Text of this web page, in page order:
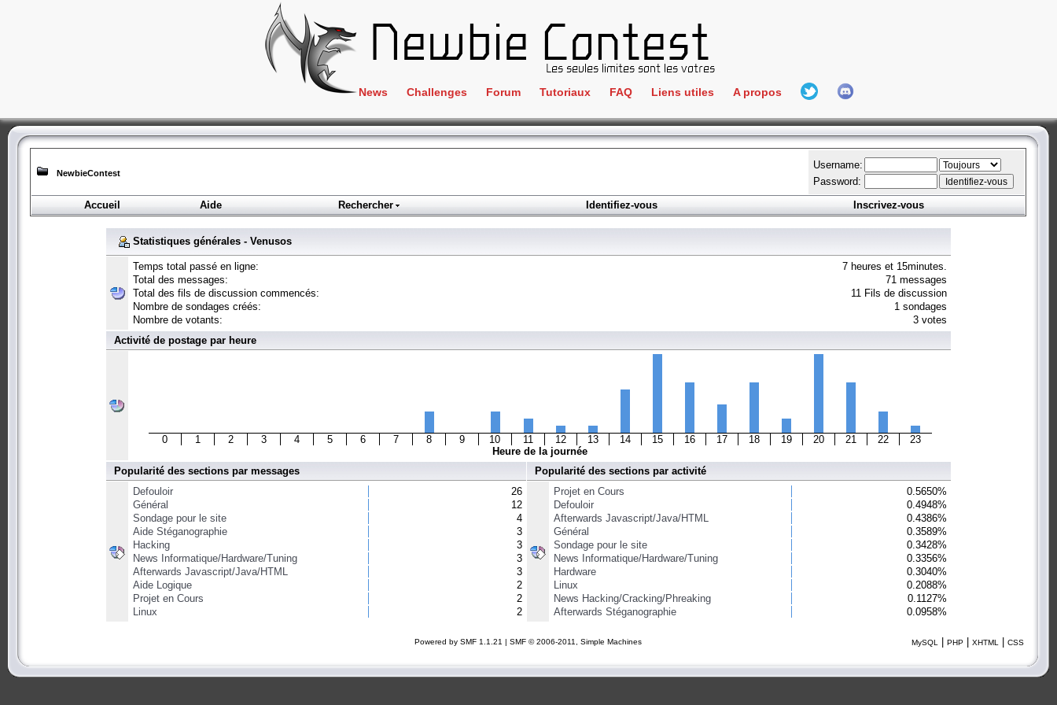
News Challenges
Crackme
ClientSide
Forensics
Tous les challenges
Forum Tutoriaux FAQ Liens utiles
IRC
Newbie Connect
Partenaires
A propos
L'équipe
Hall Of Fame
NewbieContest
Username:
Password:
Accueil
Aide Rechercher Identifiez-vous Inscrivez-vous
Statistiques générales - Venusos
Temps total passé en ligne:
7 heures et 15minutes.
Total des messages:
71 messages
Total des fils de discussion commencés:
11 Fils de discussion
Nombre de sondages créés:
1 sondages
Nombre de votants:
3 votes
Activité de postage par heure
0 1 2 3 4 5 6 7 8 9 10 11 12 13 14 15 16 17 18 19 20 21 22
23
Heure de la journée
Popularité des sections par messages
Popularité des sections par activité
Defouloir
26
Général
12
Sondage pour le site
4
Aide Stéganographie
3
Hacking
3
News Informatique/Hardware/Tuning
3
Afterwards Javascript/Java/HTML
3
Aide Logique
2
Projet en Cours
2
Linux
2
Projet en Cours
0.5650%
Defouloir
0.4948%
Afterwards Javascript/Java/HTML
0.4386%
Général
0.3589%
Sondage pour le site
0.3428%
News Informatique/Hardware/Tuning
0.3356%
Hardware
0.3040%
Linux
0.2088%
News Hacking/Cracking/Phreaking
0.1127%
Afterwards Stéganographie
0.0958%
Powered by SMF 1.1.21 | SMF © 2006-2011, Simple Machines MySQL | PHP | XHTML | CSS